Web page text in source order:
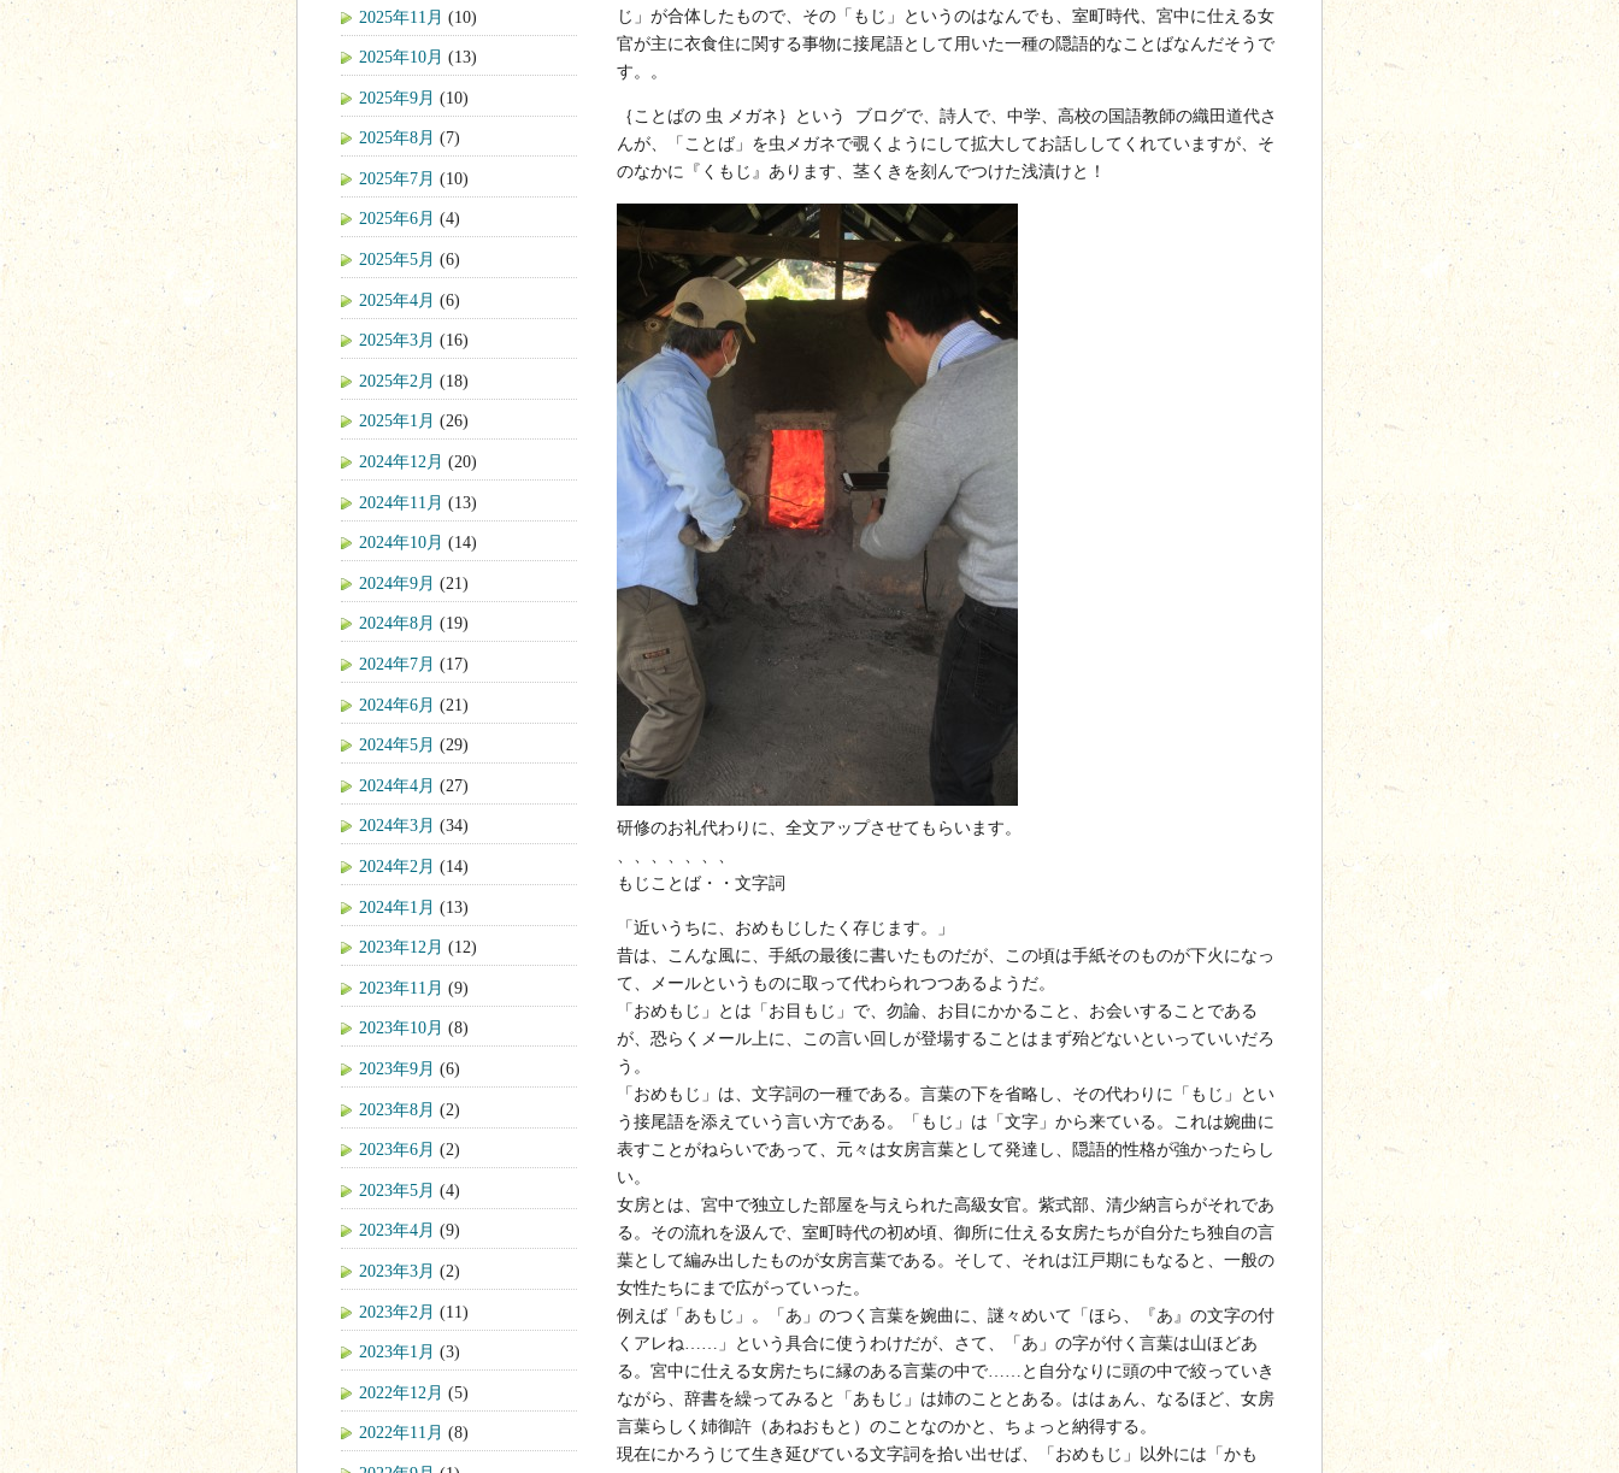
じ」が合体したもので、その「もじ」というのはなんでも、室町時代、宮中に仕える女
官が主に衣食住に関する事物に接尾語として用いた一種の隠語的なことばなんだそうで
す。。
｛ことばの 虫 メガネ｝という ブログで、詩人で、中学、高校の国語教師の織田道代さ
んが、「ことば」を虫メガネで覗くようにして拡大してお話ししてくれていますが、そ
のなかに『くもじ』あります、茎くきを刻んでつけた浅漬けと！
研修のお礼代わりに、全文アップさせてもらいます。
もじことば・・文字詞
「近いうちに、おめもじしたく存じます。」
昔は、こんな風に、手紙の最後に書いたものだが、この頃は手紙そのものが下火になっ
て、メールというものに取って代わられつつあるようだ。
「おめもじ」とは「お目もじ」で、勿論、お目にかかること、お会いすることである
が、恐らくメール上に、この言い回しが登場することはまず殆どないといっていいだろ
う。
「おめもじ」は、文字詞の一種である。言葉の下を省略し、その代わりに「もじ」とい
う接尾語を添えていう言い方である。「もじ」は「文字」から来ている。これは婉曲に
表すことがねらいであって、元々は女房言葉として発達し、隠語的性格が強かったらし
い。
女房とは、宮中で独立した部屋を与えられた高級女官。紫式部、清少納言らがそれであ
る。その流れを汲んで、室町時代の初め頃、御所に仕える女房たちが自分たち独自の言
葉として編み出したものが女房言葉である。そして、それは江戸期にもなると、一般の
女性たちにまで広がっていった。
例えば「あもじ」。「あ」のつく言葉を婉曲に、謎々めいて「ほら、『あ』の文字の付
くアレね……」という具合に使うわけだが、さて、「あ」の字が付く言葉は山ほどあ
る。宮中に仕える女房たちに縁のある言葉の中で……と自分なりに頭の中で絞っていき
ながら、辞書を繰ってみると「あもじ」は姉のこととある。ははぁん、なるほど、女房
言葉らしく姉御許（あねおもと）のことなのかと、ちょっと納得する。
現在にかろうじて生き延びている文字詞を拾い出せば、「おめもじ」以外には「かも
2025年11月 (10)
2025年10月 (13)
2025年9月 (10)
2025年8月 (7)
2025年7月 (10)
2025年6月 (4)
2025年5月 (6)
2025年4月 (6)
2025年3月 (16)
2025年2月 (18)
2025年1月 (26)
2024年12月 (20)
2024年11月 (13)
2024年10月 (14)
2024年9月 (21)
2024年8月 (19)
2024年7月 (17)
2024年6月 (21)
2024年5月 (29)
2024年4月 (27)
2024年3月 (34)
2024年2月 (14)
2024年1月 (13)
2023年12月 (12)
2023年11月 (9)
2023年10月 (8)
2023年9月 (6)
2023年8月 (2)
2023年6月 (2)
2023年5月 (4)
2023年4月 (9)
2023年3月 (2)
2023年2月 (11)
2023年1月 (3)
2022年12月 (5)
2022年11月 (8)